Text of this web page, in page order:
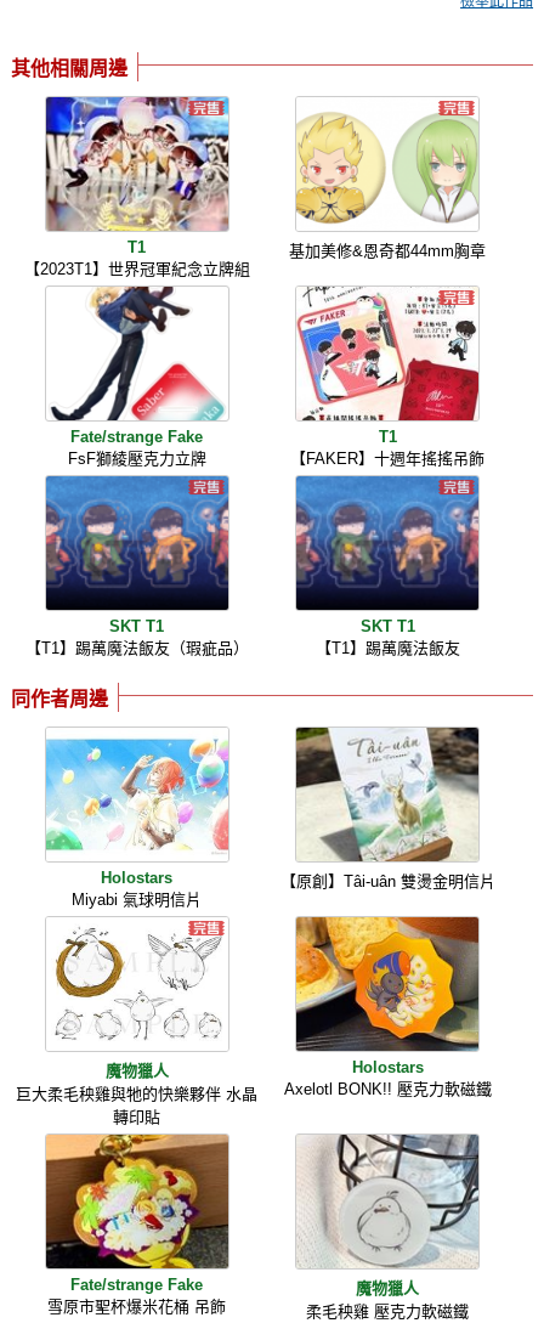
其他相關周邊
T1
【2023T1】世界冠軍紀念立牌組
基加美修&恩奇都44mm胸章
Fate/strange Fake
FsF獅綾壓克力立牌
T1
【FAKER】十週年搖搖吊飾
SKT T1
【T1】踢萬魔法飯友（瑕疵品）
SKT T1
【T1】踢萬魔法飯友
同作者周邊
Holostars
Miyabi 氣球明信片
【原創】Tâi-uân 雙燙金明信片
魔物獵人
巨大柔毛秧雞與牠的快樂夥伴 水晶
轉印貼
Holostars
Axelotl BONK!! 壓克力軟磁鐵
Fate/strange Fake
雪原市聖杯爆米花桶 吊飾
魔物獵人
柔毛秧雞 壓克力軟磁鐵